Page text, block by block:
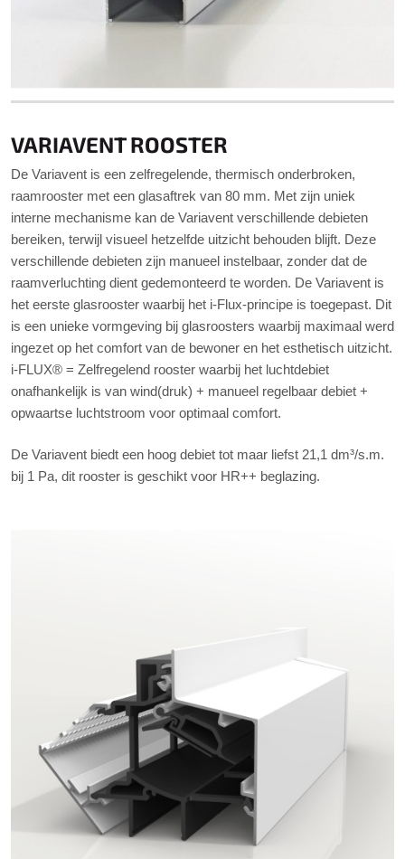
VARIAVENT ROOSTER
De Variavent is een zelfregelende, thermisch onderbroken,
raamrooster met een glasaftrek van 80 mm. Met zijn uniek
interne mechanisme kan de Variavent verschillende debieten
bereiken, terwijl visueel hetzelfde uitzicht behouden blijft. Deze
verschillende debieten zijn manueel instelbaar, zonder dat de
raamverluchting dient gedemonteerd te worden. De Variavent is
het eerste glasrooster waarbij het i-Flux-principe is toegepast. Dit
is een unieke vormgeving bij glasroosters waarbij maximaal werd
ingezet op het comfort van de bewoner en het esthetisch uitzicht.
i-FLUX® = Zelfregelend rooster waarbij het luchtdebiet
onafhankelijk is van wind(druk) + manueel regelbaar debiet +
opwaartse luchtstroom voor optimaal comfort.
De Variavent biedt een hoog debiet tot maar liefst 21,1 dm³/s.m.
bij 1 Pa, dit rooster is geschikt voor HR++ beglazing.